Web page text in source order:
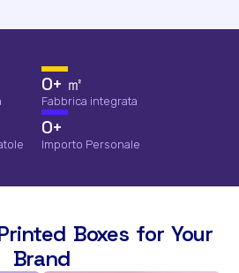
Fabbrica integrata
0+ ㎡
Importo Personale
0+
Boxes for Your
Brand